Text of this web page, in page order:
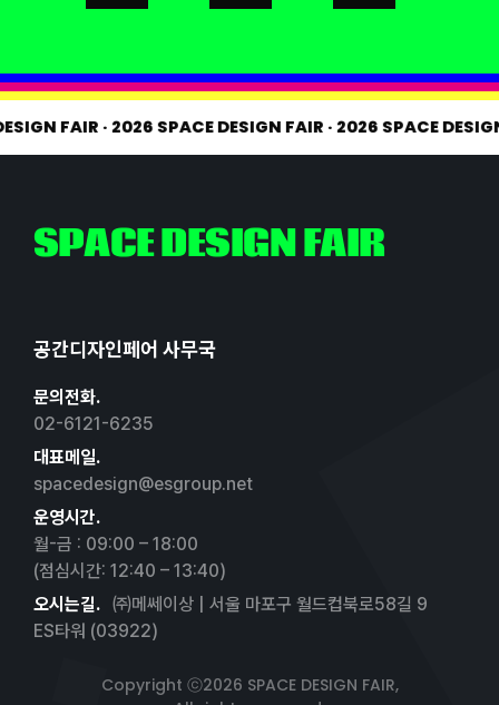
FAIR·2026 SPACE DESIGN FAIR·2026 SPACE
SPACE DESIGN FAIR
공간디자인페어 사무국
문의전화.
02-6121-6235
대표메일.
spacedesign@esgroup.net
운영시간.
월-금 : 09:00 – 18:00
(점심시간: 12:40 – 13:40)
오시는길. ㈜메쎄이상 | 서울 마포구 월드컵북로58길 9
ES타워 (03922)
Copyright ⓒ2026 SPACE DESIGN FAIR,